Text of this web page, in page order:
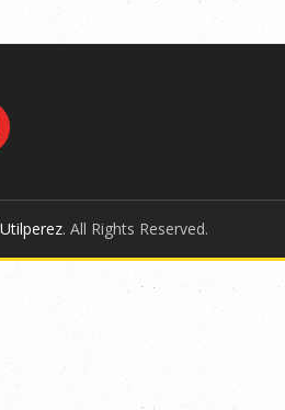
Utilperez. All Rights Reserved.